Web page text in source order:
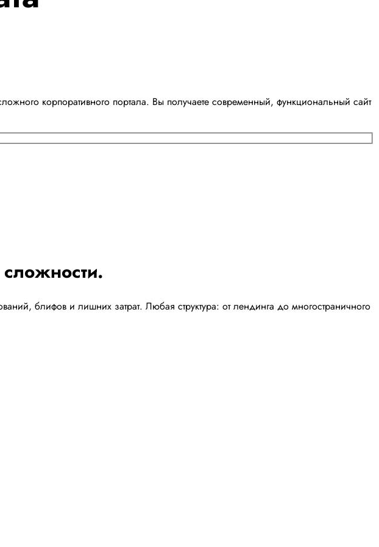
корпоративного портала. Вы получаете современный, функциональный сайт
блифов и лишних затрат. Любая структура: от лендинга до многостраничного